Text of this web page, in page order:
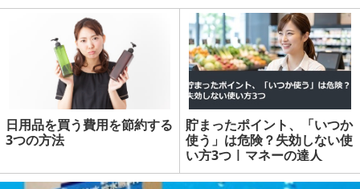
日用品を買う費用を節約する
3つの方法
貯まったポイント、「いつか
使う」は危険？失効しない使
い方3つ | マネーの達人